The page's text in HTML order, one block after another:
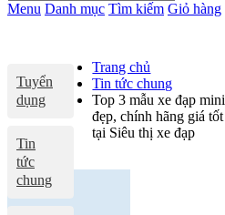
Menu Danh mục Tìm kiếm Giỏ hàng
Tuyển
dụng
Tin
tức
chung
Trang chủ
Tin tức chung
Top 3 mẫu xe đạp mini
đẹp, chính hãng giá tốt
tại Siêu thị xe đạp